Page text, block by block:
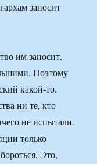
заносит
им заносит,
Поэтому
какой-то.
ни те, кто
не испытали.
только
Это,